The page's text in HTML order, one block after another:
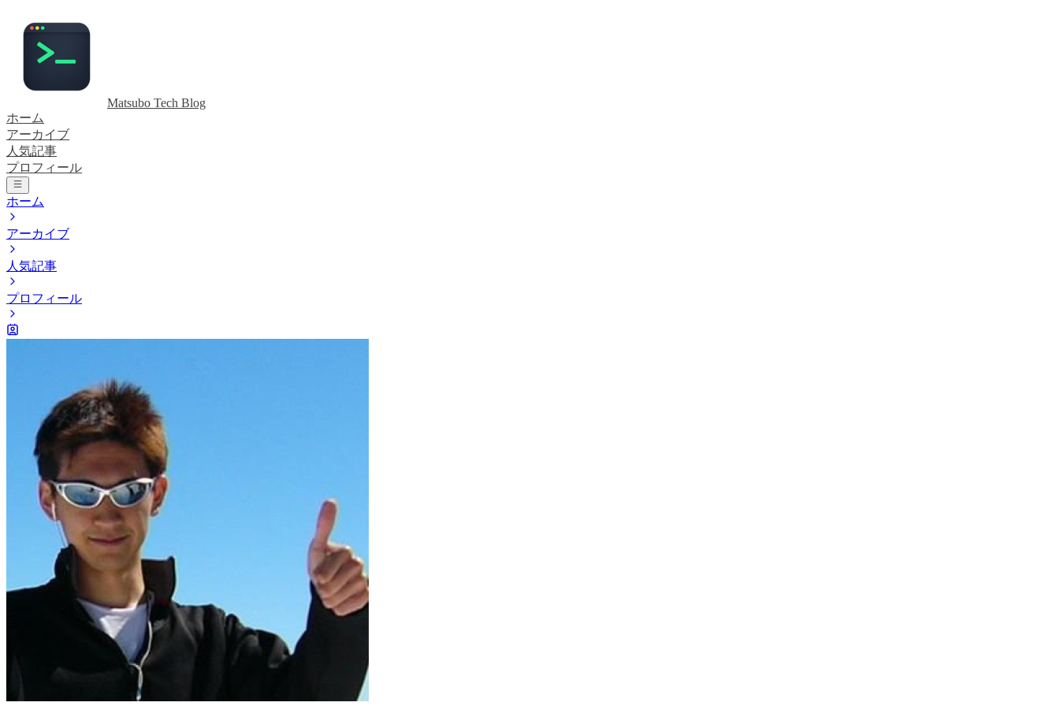
Matsubo Tech Blog
ホーム
アーカイブ
人気記事
プロフィール
ホーム
アーカイブ
人気記事
プロフィール